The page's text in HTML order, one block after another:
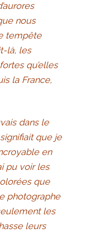
nous
tempête
là, les
qu’elles
la France,
dans le
que je
en
pu voir les
que
photographe
les
leurs